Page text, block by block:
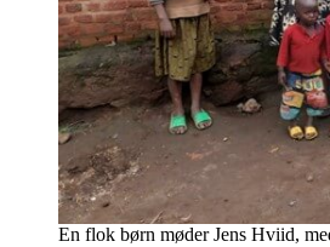
En flok børn møder Jens Hviid,